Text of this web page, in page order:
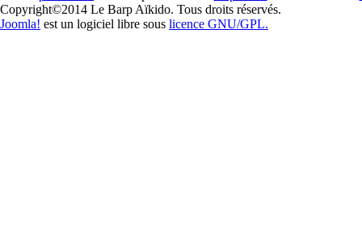
Copyright©2014 Le Barp Aïkido. Tous droits réservés.
Joomla! est un logiciel libre sous licence GNU/GPL.